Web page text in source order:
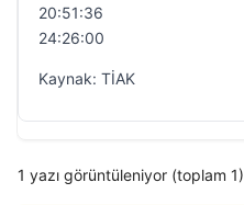
20:51:36
24:26:00
Kaynak: TİAK
1 yazı görüntüleniyor (toplam 1)